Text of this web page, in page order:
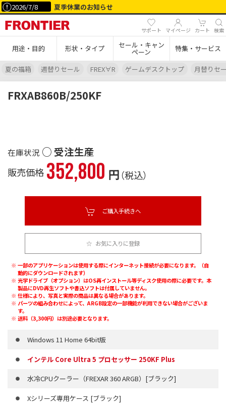
2026/7/8 夏季休業のお知らせ
サポート マイページ カート 検索
用途・目的 形状・タイプ セール・キャン
ペーン 特集・サービス
夏の福箱 週替りセール FREX∀R ゲームデスクトップ 月替りセ
FRXAB860B/250KF
○ 受注生産
販売価格 352,800 円（税込）
ご購入手続きへ
お気に入りに登録
一部のアプリケーションは使用する際にインターネット接続が必要になります。（自
動的にダウンロードされます）
光学ドライブ（オプション）はOS再インストール等ディスク使用の際に必要です。本
製品にDVD再生ソフトや書込ソフトは付属していません。
仕様により、写真と実際の商品は異なる場合があります。
パーツの組み合わせによって、ARGB設定の一部機能が利用できない場合がございま
す。
送料（3,300円）は別途必要となります。
Windows 11 Home 64bit版
インテル Core Ultra 5 プロセッサー 250KF Plus
水冷CPUクーラー（FREXAR 360 ARGB）[ブラック]
Xシリーズ専用ケース [ブラック]